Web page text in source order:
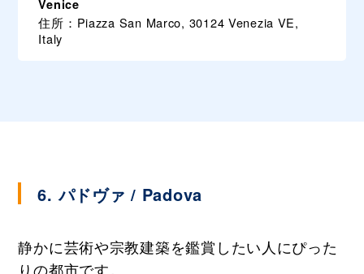
Venice
住所：Piazza San Marco, 30124 Venezia VE,
Italy
6. パドヴァ / Padova
静かに芸術や宗教建築を鑑賞したい人にぴった
りの都市です。